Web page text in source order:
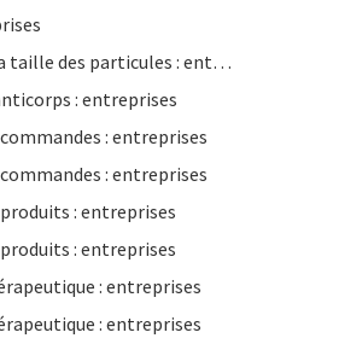
détermination de la taille des particules : entreprises
: entreprises
: entreprises
: entreprises
: entreprises
: entreprises
: entreprises
: entreprises